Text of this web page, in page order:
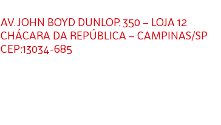
AV. JOHN BOYD DUNLOP, 350 – LOJA 12
CHÁCARA DA REPÚBLICA – CAMPINAS/SP
CEP:13034-685